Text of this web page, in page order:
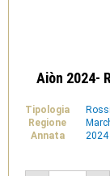
Aiòn 2024-
Tipologia
Rossi
Regione
Annata
2024